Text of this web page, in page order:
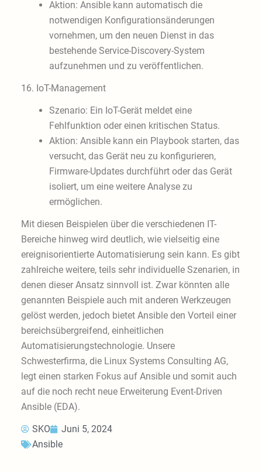
Aktion: Ansible kann automatisch die
notwendigen Konfigurationsänderungen
vornehmen, um den neuen Dienst in das
bestehende Service-Discovery-System
aufzunehmen und zu veröffentlichen.
16. IoT-Management
Szenario: Ein IoT-Gerät meldet eine
Fehlfunktion oder einen kritischen Status.
Aktion: Ansible kann ein Playbook starten, das
versucht, das Gerät neu zu konfigurieren,
Firmware-Updates durchführt oder das Gerät
isoliert, um eine weitere Analyse zu
ermöglichen.
Mit diesen Beispielen über die verschiedenen IT-
Bereiche hinweg wird deutlich, wie vielseitig eine
ereignisorientierte Automatisierung sein kann. Es gibt
zahlreiche weitere, teils sehr individuelle Szenarien, in
denen dieser Ansatz sinnvoll ist. Zwar könnten alle
genannten Beispiele auch mit anderen Werkzeugen
gelöst werden, jedoch bietet Ansible den Vorteil einer
bereichsübergreifend, einheitlichen
Automatisierungstechnologie. Unsere
Schwesterfirma, die Linux Systems Consulting AG,
legt einen starken Fokus auf Ansible und somit auch
auf die noch recht neue Erweiterung Event-Driven
Ansible (EDA).
SKO
Juni 5, 2024
Ansible